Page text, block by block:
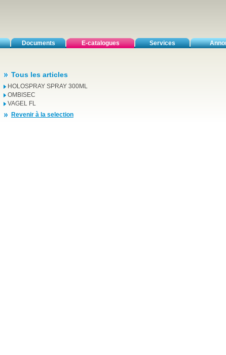
Documents E-catalogues Services
Tous les articles
HOLOSPRAY SPRAY 300ML
OMBISEC
VAGEL FL
Revenir à la selection